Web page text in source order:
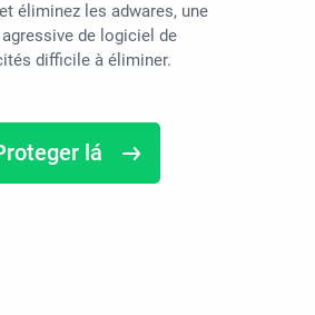
éliminez les adwares, une
de logiciel de
difficile à éliminer.
lá